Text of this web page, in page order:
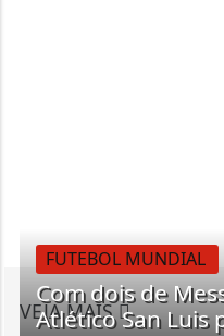
VEJA MAIS
FUTEBOL MUNDIAL
Com dois de
Atlético San Luis